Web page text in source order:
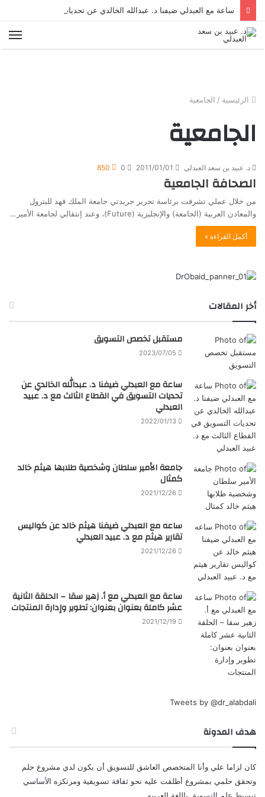
الرئيسية / الجامعية
الجامعية
د. عبيد بن سعد العبدلي 2011/01/01
0
850
الصحافة الجامعية
من خلال عملي تشرفت برئاسة تحرير جريدتي جامعة الملك فهد للبترول
والمعادن العربية (الجامعة) والإنجليزية (Future)، وعند إنتقالي لجامعة الأمير…
أكمل القراءة »
أخر المقالات
مستقبل تخصص التسويق
2023/07/05
ساعة مع العبدلي ضيفنا د. عبدالله الخالدي عن
تحديات التسويق في القطاع الثالث مع د. عبيد
العبدلي
2022/01/13
جامعة الأمير سلطان وشخصية طلابها هيثم خالد
كمثال
2021/12/26
ساعه مع العبدلي ضيفنا هيثم خالد عن كواليس
تقارير هيثم مع د. عبيد العبدلي
2021/12/26
ساعة مع العبدلي مع أ. زهير سقا – الحلقة الثانية
عشر كاملة بعنوان بعنوان: تطوير وإدارة المنتجات
2021/12/19
Tweets by @dr_alabdali
هدف المدونة
كان لزاما علي وأنا المتخصص العاشق للتسويق أن يكون لدي مشروع حلم
وتحقق حلمي بمشروع أطلقت عليه نحو ثقافة تسويقية ومرتكزه الأساسي